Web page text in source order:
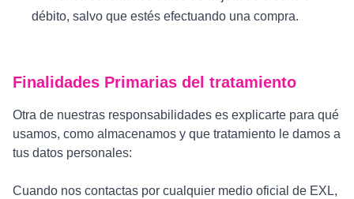
débito, salvo que estés efectuando una compra.
Finalidades Primarias del tratamiento
Otra de nuestras responsabilidades es explicarte para qué
usamos, como almacenamos y que tratamiento le damos a
tus datos personales:
Cuando nos contactas por cualquier medio oficial de EXL,